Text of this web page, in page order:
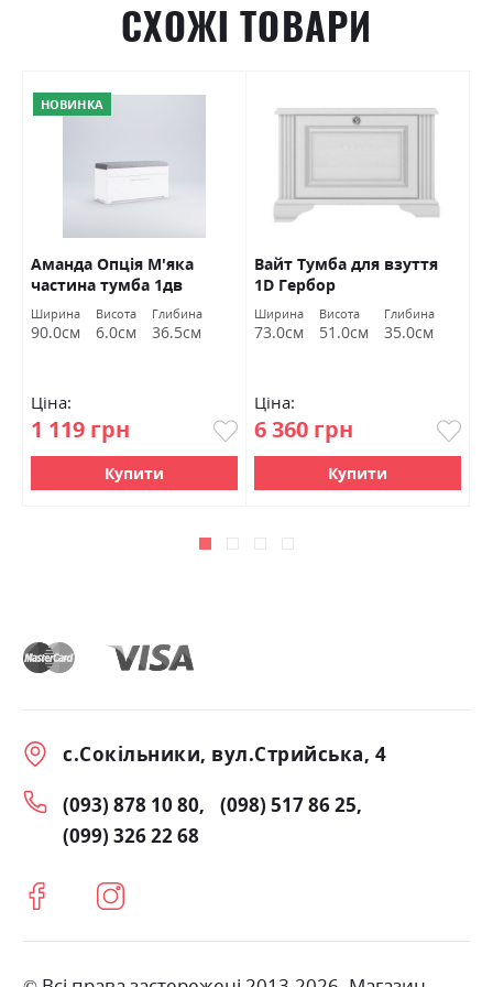
СХОЖІ ТОВАРИ
НОВИНКА
Аманда Опція М'яка
частина тумба 1дв
Міромарк
Ширина
90.0см
Висота
6.0см
Глибина
36.5см
Ціна:
1 119 грн
Купити
Вайт Тумба для взуття
1D Гербор
Ширина
73.0см
Висота
51.0см
Глибина
35.0см
Ціна:
6 360 грн
Купити
с.Сокільники, вул.Стрийська, 4
(093) 878 10 80
(098) 517 86 25
(099) 326 22 68